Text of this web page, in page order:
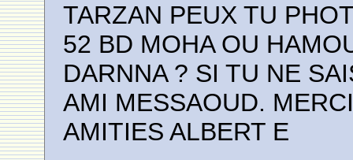
TARZAN PEUX TU
52 BD MOHA OU
DARNNA ? SI TU NE
AMI MESSAOUD.
AMITIES ALBERT E